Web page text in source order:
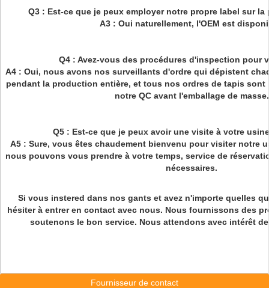
Q3 : Est-ce que je peux employer notre propre label sur
A3 : Oui naturellement, l'OEM est
Q4 : Avez-vous des procédures d'inspection pour
A4 : Oui, nous avons nos surveillants d'ordre qui dépistent
pendant la production entière, et tous nos ordres de tapis sont
notre QC avant l'emballage de masse.
Q5 : Est-ce que je peux avoir une visite à votre
A5 : Sure, vous êtes chaudement bienvenu pour visiter notre
nous pouvons vous prendre à votre temps, service de
nécessaires.
Si vous instered dans nos gants et avez n'importe quelles
hésiter à entrer en contact avec nous. Nous fournissons des
soutenons le bon service. Nous attendons avec intérêt
Fournisseur de contact